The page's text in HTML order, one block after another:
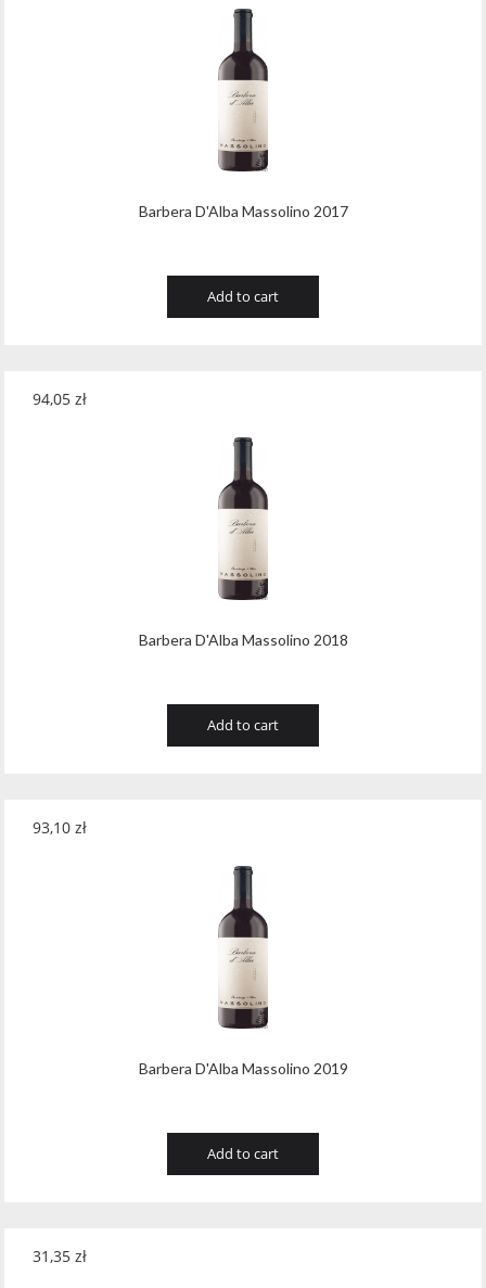
Barbera D'Alba Massolino 2017
Add to cart
Barbera D'Alba Massolino 2018
94,05 zł
Add to cart
Barbera D'Alba Massolino 2019
93,10 zł
Add to cart
31,35 zł